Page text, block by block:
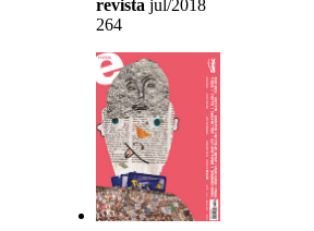
revista jul/2018
264